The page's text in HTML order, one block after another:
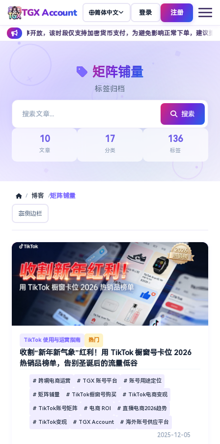
TGX Account 简体中文 登录 注册
，该时段仅支持加密货币支付，为避免影响正常下单，建议提前安排余额充
矩阵铺量
标签归档
搜索
10
文章
17
分类
136
标签
/ 博客 /矩阵铺量
侧边栏
TikTok 使用与运营指南 热门
收割“新年新气象”红利！用 TikTok 橱窗号卡位 2026
热销品榜单，告别圣诞后的流量低谷
# 跨境电商运营 # TGX 账号平台 # 账号用途定位
# 矩阵铺量 # TikTok橱窗号购买 # TikTok电商变现
# TikTok账号矩阵 # 电商 ROI # 直播电商2026趋势
# TikTok变现 # TGX Account # 海外账号供应平台
2025-12-05